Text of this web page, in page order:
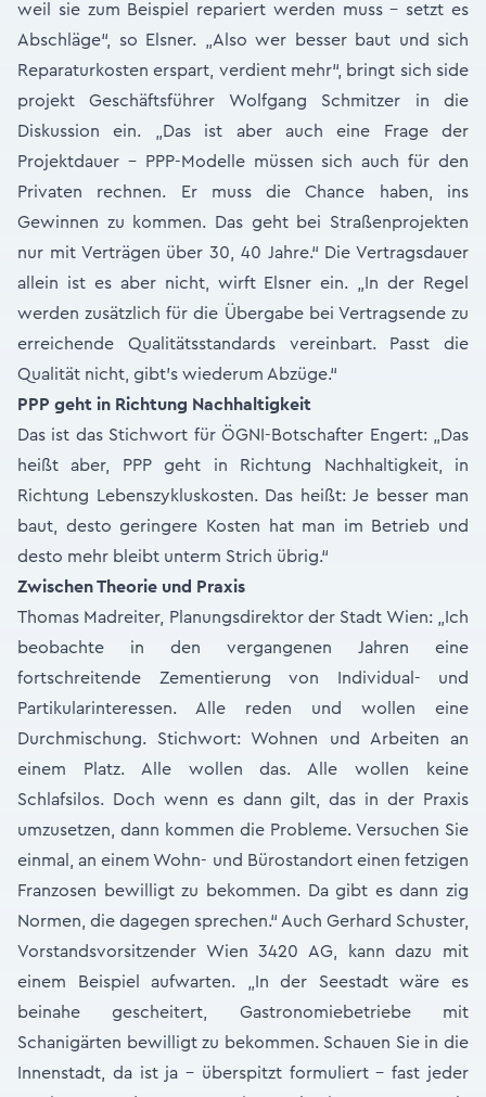
weil sie zum Beispiel repariert werden muss – setzt es
Abschläge“, so Elsner. „Also wer besser baut und sich
Reparaturkosten erspart, verdient mehr“, bringt sich side
projekt Geschäftsführer Wolfgang Schmitzer in die
Diskussion ein. „Das ist aber auch eine Frage der
Projektdauer – PPP-Modelle müssen sich auch für den
Privaten rechnen. Er muss die Chance haben, ins
Gewinnen zu kommen. Das geht bei Straßenprojekten
nur mit Verträgen über 30, 40 Jahre.“ Die Vertragsdauer
allein ist es aber nicht, wirft Elsner ein. „In der Regel
werden zusätzlich für die Übergabe bei Vertragsende zu
erreichende Qualitätsstandards vereinbart. Passt die
Qualität nicht, gibt’s wiederum Abzüge.“
PPP geht in Richtung Nachhaltigkeit
Das ist das Stichwort für ÖGNI-Botschafter Engert: „Das
heißt aber, PPP geht in Richtung Nachhaltigkeit, in
Richtung Lebenszykluskosten. Das heißt: Je besser man
baut, desto geringere Kosten hat man im Betrieb und
desto mehr bleibt unterm Strich übrig.“
Zwischen Theorie und Praxis
Thomas Madreiter, Planungsdirektor der Stadt Wien: „Ich
beobachte in den vergangenen Jahren eine
fortschreitende Zementierung von Individual- und
Partikularinteressen. Alle reden und wollen eine
Durchmischung. Stichwort: Wohnen und Arbeiten an
einem Platz. Alle wollen das. Alle wollen keine
Schlafsilos. Doch wenn es dann gilt, das in der Praxis
umzusetzen, dann kommen die Probleme. Versuchen Sie
einmal, an einem Wohn- und Bürostandort einen fetzigen
Franzosen bewilligt zu bekommen. Da gibt es dann zig
Normen, die dagegen sprechen.“ Auch Gerhard Schuster,
Vorstandsvorsitzender Wien 3420 AG, kann dazu mit
einem Beispiel aufwarten. „In der Seestadt wäre es
beinahe gescheitert, Gastronomiebetriebe mit
Schanigärten bewilligt zu bekommen. Schauen Sie in die
Innenstadt, da ist ja – überspitzt formuliert – fast jeder